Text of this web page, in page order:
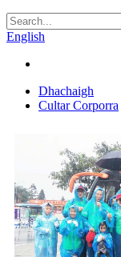
English
Dhachaigh
Cultar Corporra